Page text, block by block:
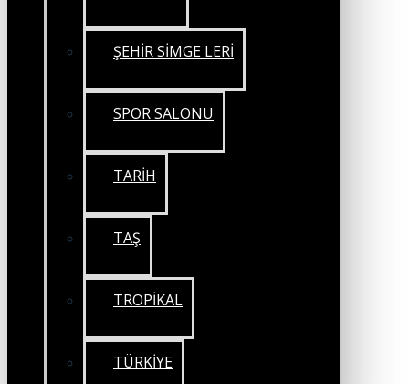
ŞEHİR SİMGE LERİ
SPOR SALONU
TARİH
TAŞ
TROPİKAL
TÜRKİYE